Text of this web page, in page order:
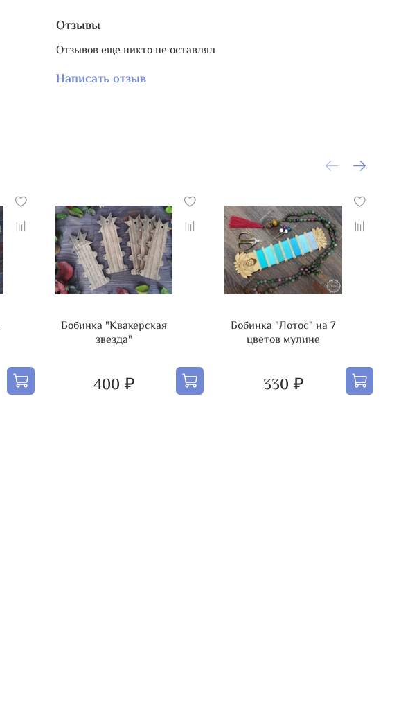
В серии с Муми-троллями выпущены также
Отзывы
Отзывов еще никто не оставлял
Написать отзыв
Бобинка "Квакерская
звезда"
400 ₽
Бобинка "Лотос" на 7
цветов мулине
330 ₽